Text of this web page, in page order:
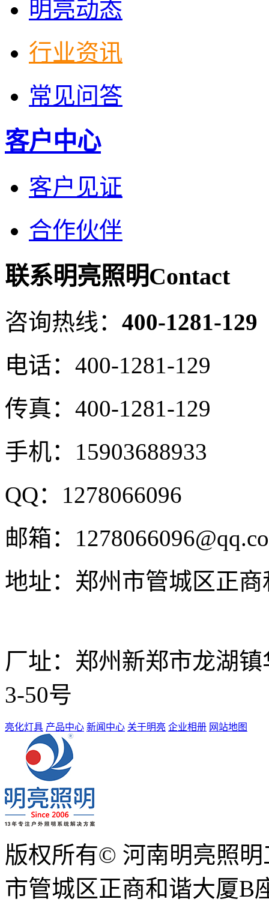
明亮动态
行业资讯
常见问答
客户中心
客户见证
合作伙伴
联系明亮照明Contact
咨询热线： 400-1281-129
电话： 400-1281-129
传真： 400-1281-129
手机： 15903688933
QQ： 1278066096
邮箱：
地址： 郑州市管城区正
厂址： 郑州新郑市龙湖
3-50号
亮化灯具 产品中心 新闻中心 关于明亮 企业相册 网站地图
版权所有© 河南明亮照
市管城区正商和谐大厦B